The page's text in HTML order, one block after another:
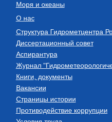
Моря и океаны
О нас
Структура Гидрометцентра
Диссертационный совет
Аспирантура
Журнал
Книги, документы
Вакансии
Страницы истории
Противодействие коррупции